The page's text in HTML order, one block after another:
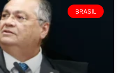
BRASIL